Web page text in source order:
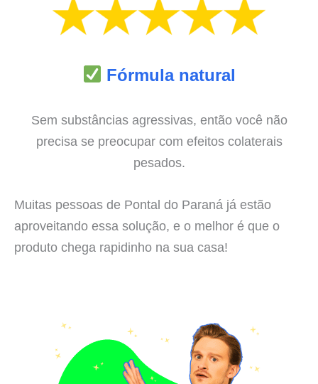
Fórmula natural
Sem substâncias agressivas, então você não
precisa se preocupar com efeitos colaterais
pesados.
Muitas pessoas de Pontal do Paraná já estão
aproveitando essa solução, e o melhor é que o
produto chega rapidinho na sua casa!